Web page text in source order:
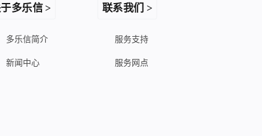
多乐信 > 联系我们 >
多乐信简介
新闻中心
服务支持
服务网点